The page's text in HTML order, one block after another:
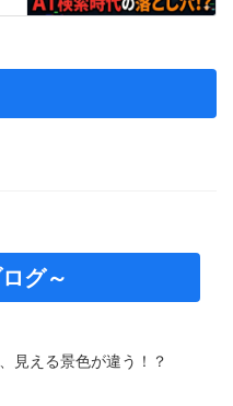
グ～
見える景色が違う！？